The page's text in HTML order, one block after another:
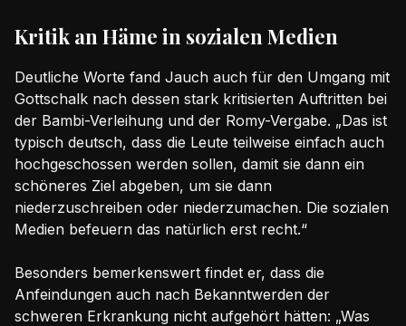
Kritik an Häme in sozialen Medien
Deutliche Worte fand Jauch auch für den Umgang mit
Gottschalk nach dessen stark kritisierten Auftritten bei
der Bambi-Verleihung und der Romy-Vergabe. „Das ist
typisch deutsch, dass die Leute teilweise einfach auch
hochgeschossen werden sollen, damit sie dann ein
schöneres Ziel abgeben, um sie dann
niederzuschreiben oder niederzumachen. Die sozialen
Medien befeuern das natürlich erst recht.“
Besonders bemerkenswert findet er, dass die
Anfeindungen auch nach Bekanntwerden der
schweren Erkrankung nicht aufgehört hätten: „Was